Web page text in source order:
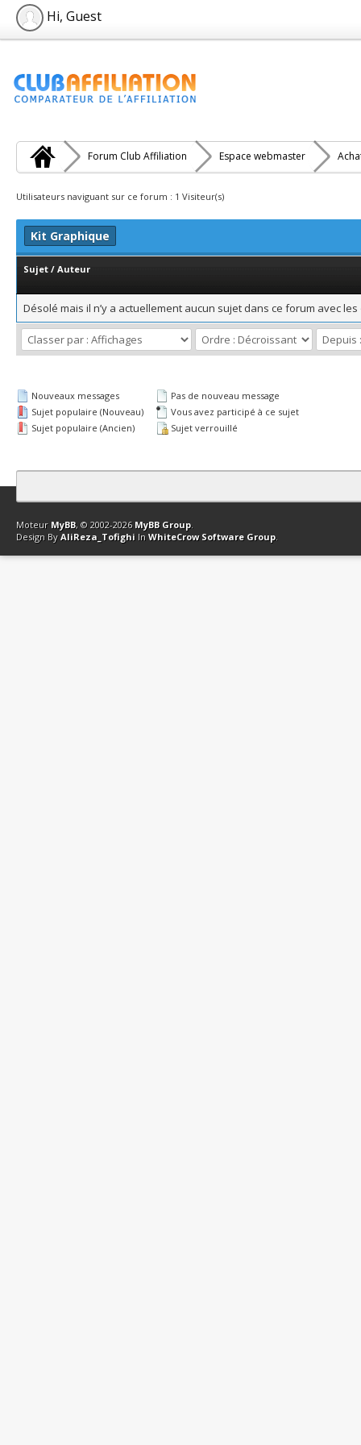
Hi, Guest
Forum Club Affiliation Espace webmaster
Utilisateurs naviguant sur ce forum : 1 Visiteur(s)
Kit Graphique
Sujet / Auteur
Désolé mais il n’y a actuellement aucun sujet dans ce forum avec
Nouveaux messages
Sujet populaire (Nouveau)
Sujet populaire (Ancien)
Pas de nouveau message
Vous avez participé à ce sujet
Sujet verrouillé
Contact Club Affiliation Retourner en haut Version bas-débit
Moteur MyBB, © 2002-2026 MyBB Group.
Design By AliReza_Tofighi In WhiteCrow Software Group.